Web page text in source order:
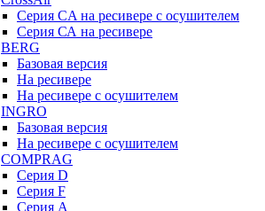
Серия CA на ресивере с осушителем
Серия СА на ресивере
BERG
Базовая версия
На ресивере
На ресивере с осушителем
INGRO
Базовая версия
На ресивере с осушителем
COMPRAG
Серия D
Серия F
Серия А